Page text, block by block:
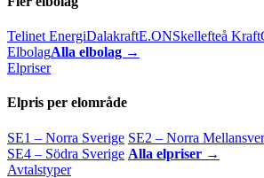
Telinet EnergiDalakraftE.ONSkellefteå Kraft
ElbolagAlla elbolag →
Elpriser
Elpris per elområde
SE1 – Norra Sverige SE2 – Norra
SE4 – Södra Sverige Alla elpriser →
Avtalstyper